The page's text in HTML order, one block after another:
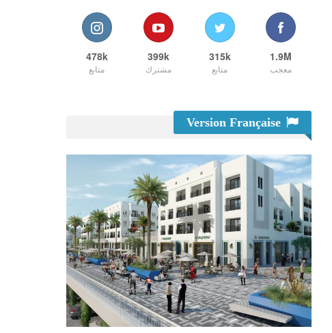
1.9M
معجب
315k
متابع
399k
مشترك
478k
متابع